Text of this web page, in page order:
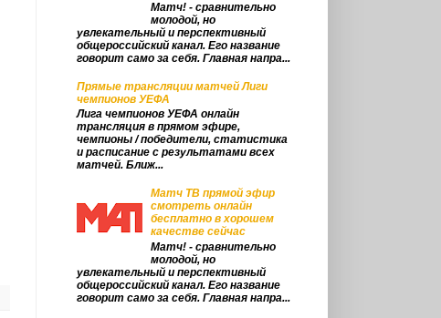
Матч! - сравнительно
молодой, но
увлекательный и перспективный
общероссийский канал. Его название
говорит само за себя. Главная напра...
Прямые трансляции матчей Лиги
чемпионов УЕФА
Лига чемпионов УЕФА онлайн
трансляция в прямом эфире,
чемпионы / победители, статистика
и расписание с результатами всех
матчей. Ближ...
Матч ТВ прямой эфир
смотреть онлайн
бесплатно в хорошем
качестве сейчас
Матч! - сравнительно
молодой, но
увлекательный и перспективный
общероссийский канал. Его название
говорит само за себя. Главная напра...